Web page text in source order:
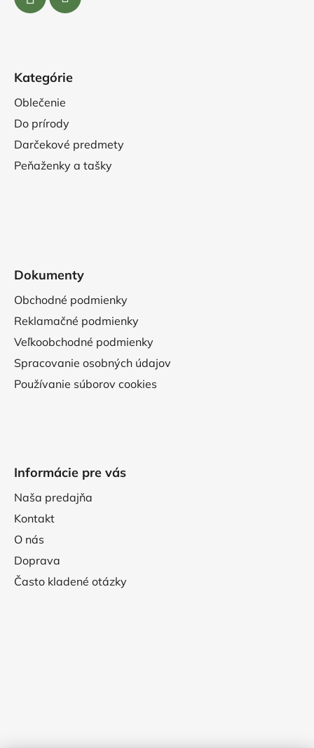
Kategórie
Oblečenie
Do prírody
Darčekové predmety
Peňaženky a tašky
Dokumenty
Obchodné podmienky
Reklamačné podmienky
Veľkoobchodné podmienky
Spracovanie osobných údajov
Používanie súborov cookies
Informácie pre vás
Naša predajňa
Kontakt
O nás
Doprava
Často kladené otázky